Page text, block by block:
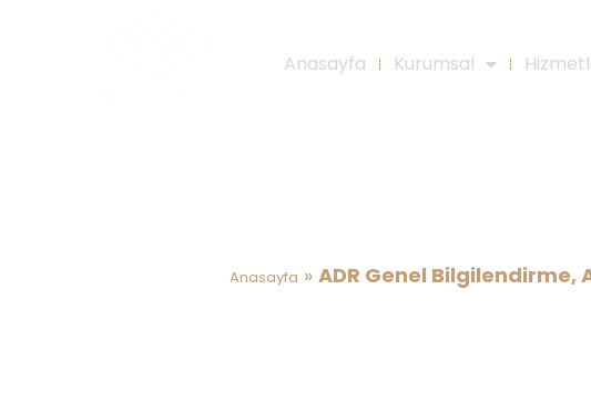
Anasayfa Kurumsal
Anasayfa » ADR Genel Bilgilendirme,